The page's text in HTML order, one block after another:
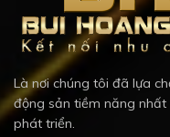
Là nơi chúng tôi đã lựa
động sản tiềm năng
phát triển.